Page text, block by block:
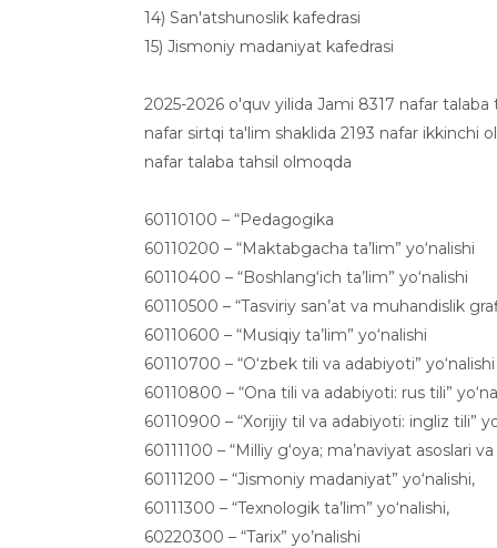
14) San'atshunoslik kafedrasi
15) Jismoniy madaniyat kafedrasi
2025-2026 o'quv yilida Jami 8317 nafar
nafar sirtqi ta'lim shaklida 2193 nafar ikkinchi
nafar talaba tahsil olmoqda
60110100 – “Pedagogika
60110200 – “Maktabgacha ta’lim” yo‘nalishi
60110400 – “Boshlang‘ich ta’lim” yo‘nalishi
60110500 – “Tasviriy san’at va muhandislik
60110600 – “Musiqiy ta’lim” yo‘nalishi
60110700 – “O‘zbek tili va adabiyoti” yo‘nalishi
60110800 – “Ona tili va adabiyoti: rus tili”
60110900 – “Xorijiy til va adabiyoti: ingliz tili”
60111100 – “Milliy g‘oya; ma’naviyat asoslari
60111200 – “Jismoniy madaniyat” yo‘nalishi,
60111300 – “Texnologik ta’lim” yo‘nalishi,
60220300 – “Tarix” yo’nalishi